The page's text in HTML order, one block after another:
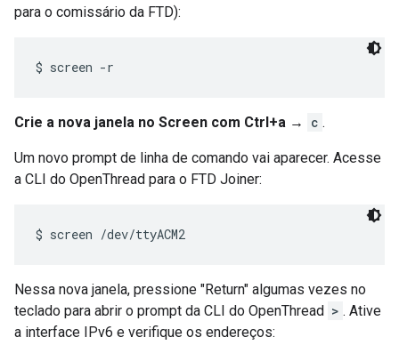
para o comissário da FTD):
Crie a nova janela no Screen com Ctrl+a → c .
Um novo prompt de linha de comando vai aparecer. Acesse
a CLI do OpenThread para o FTD Joiner:
Nessa nova janela, pressione "Return" algumas vezes no
teclado para abrir o prompt da CLI do OpenThread > . Ative
a interface IPv6 e verifique os endereços: